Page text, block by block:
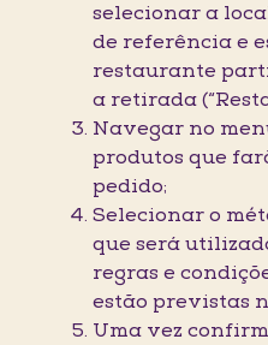
selecionar a
de referência e
restaurante
a retirada
Navegar no
produtos que
pedido;
Selecionar o
que será
regras e
estão previstas
Uma vez